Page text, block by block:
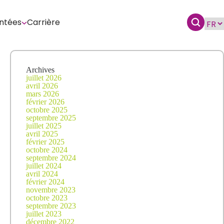
Carrière
Archives
juillet 2026
avril 2026
mars 2026
février 2026
octobre 2025
septembre 2025
juillet 2025
avril 2025
février 2025
octobre 2024
septembre 2024
juillet 2024
avril 2024
février 2024
novembre 2023
octobre 2023
septembre 2023
juillet 2023
décembre 2022